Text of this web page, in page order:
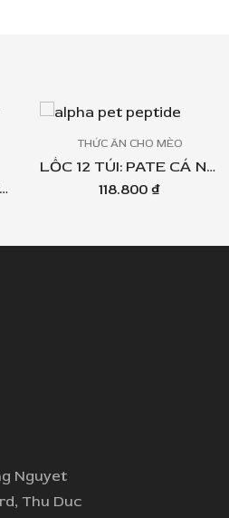
LỐC 12 TÚI: PATE CÁ NGỪ PEPTIDE ALPHA PET – TOPPING THANH CUA TÚI 60GR
THỨC ĂN CHO MÈO
LỐC 12 TÚI: PATE CÁ NGỪ PEPTIDE ALPHA PET – TOPPING TÔM TÚI 60GR
118.800 ₫
Nguyet
Thu Duc